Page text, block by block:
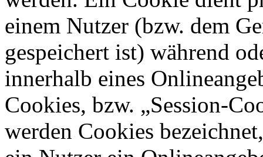
einem Nutzer (bzw. dem
gespeichert ist) während
innerhalb eines
Cookies, bzw. „Session-
werden Cookies